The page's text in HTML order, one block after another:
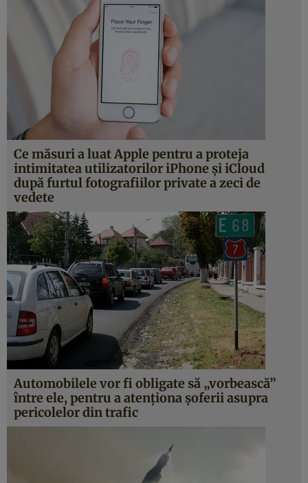
Ce măsuri a luat Apple pentru a proteja
intimitatea utilizatorilor iPhone şi iCloud
după furtul fotografiilor private a zeci de
vedete
Automobilele vor fi obligate să „vorbească”
între ele, pentru a atenţiona şoferii asupra
pericolelor din trafic